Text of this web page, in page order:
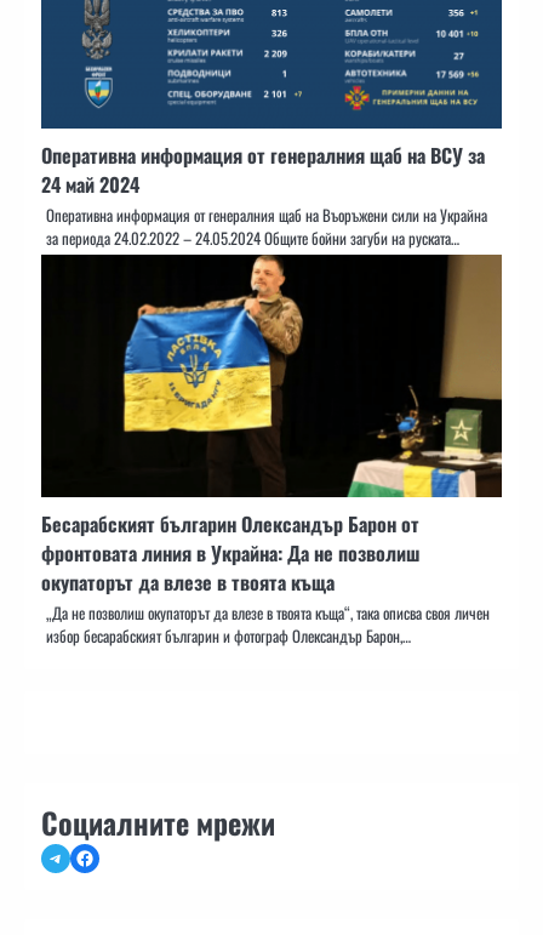
Оперативна информация от генералния щаб на ВСУ за
24 май 2024
Оперативна информация от генералния щаб на Въоръжени сили на Украйна
за периода 24.02.2022 – 24.05.2024 Общите бойни загуби на руската…
Бесарабският българин Олександър Барон от
фронтовата линия в Украйна: Да не позволиш
окупаторът да влезе в твоята къща
„Да не позволиш окупаторът да влезе в твоята къща“, така описва своя личен
избор бесарабският българин и фотограф Олександър Барон,…
Социалните мрежи
TelegramFacebook